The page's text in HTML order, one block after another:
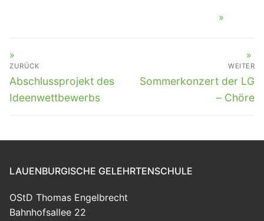
ZURÜCK
Vorheriger
Beitrag:
Abschlussprojekt des
Ideenwettbewerbs
WEITER
Nächster
Sommerkonzert der LG
– Chöre
LAUENBURGISCHE GELEHRTENSCHULE
OStD Thomas Engelbrecht
Bahnhofsallee 22